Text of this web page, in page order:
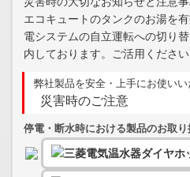
エコキュートのタンクのお湯を
電システムの自立運転への切り
内しております。ご活用ください
弊社製品を安全・上手にお使い
災害時のご注意
停電・断水時における製品のお取